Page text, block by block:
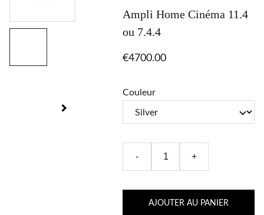
Ampli Home Cinéma 11.4
ou 7.4.4
€4700.00
Couleur
- +
AJOUTER AU PANIER